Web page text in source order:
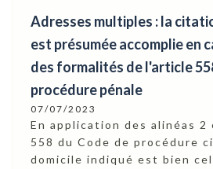
Adresses multiples : la
est présumée accomplie en
des formalités de l'article
procédure pénale
07/07/2023
En application des alinéas 2
558 du Code de procédure
domicile indiqué est bien